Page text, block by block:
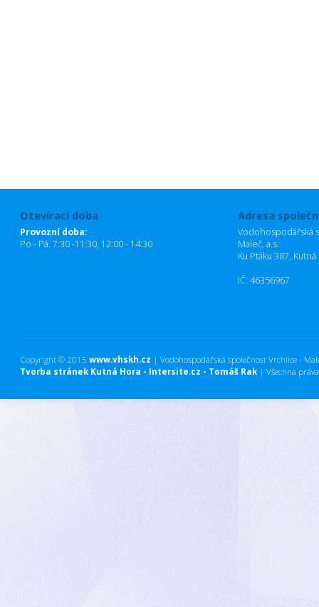
Otevírací doba
Provozní doba:
Po - Pá: 7:30 -11:30, 12:00 - 14:30
Adresa
Vodohospodářská
Maleč, a.s.
Ku Ptáku 387,
IČ: 46356967
Copyright © 2015 www.vhskh.cz | Vodohospodářská společnost Vrchlice -
Tvorba stránek Kutná Hora - Intersite.cz - Tomáš Rak | Všechna